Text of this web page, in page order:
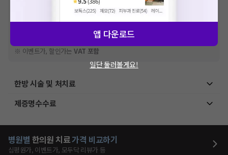
비급여 항목의 경우,추가비용 등으로 실제 가격과 상이할 수 있으니, 정확
한 가격은 해당 의료기관에 직접 문의해주세요.
※급여 항목의 경우,건강보험심사평가원에 고지되어 있는 급여 진료 기준 가
격입니다. (진료와 연관된 복합적인 비용이 추가되어, 병원마다 금액이 다르게
산정될 수 있는 점 참고 바랍니다.)
※ 이벤트가, 할인가는VAT 포함
한방 시술 및 처치료
제증명수수료
병원별 한의원 치료가격 비교하기
심평원가, 이벤트가, 모두닥 리뷰가 등
앱 다운로드
일단 둘러볼게요!